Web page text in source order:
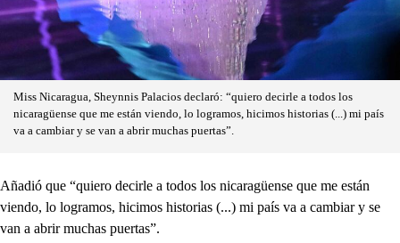
Miss Nicaragua, Sheynnis Palacios declaró: “quiero decirle a todos los
nicaragüense que me están viendo, lo logramos, hicimos historias (...) mi país
va a cambiar y se van a abrir muchas puertas”.
Añadió que “quiero decirle a todos los nicaragüense que me están
viendo, lo logramos, hicimos historias (...) mi país va a cambiar y se
van a abrir muchas puertas”.